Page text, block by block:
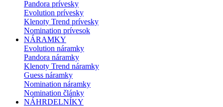
Pandora prívesky
Evolution prívesky
Klenoty Trend prívesky
Nomination prívesok
NÁRAMKY
Evolution náramky
Pandora náramky
Klenoty Trend náramky
Guess náramky
Nomination náramky
Nomination články
NÁHRDELNÍKY